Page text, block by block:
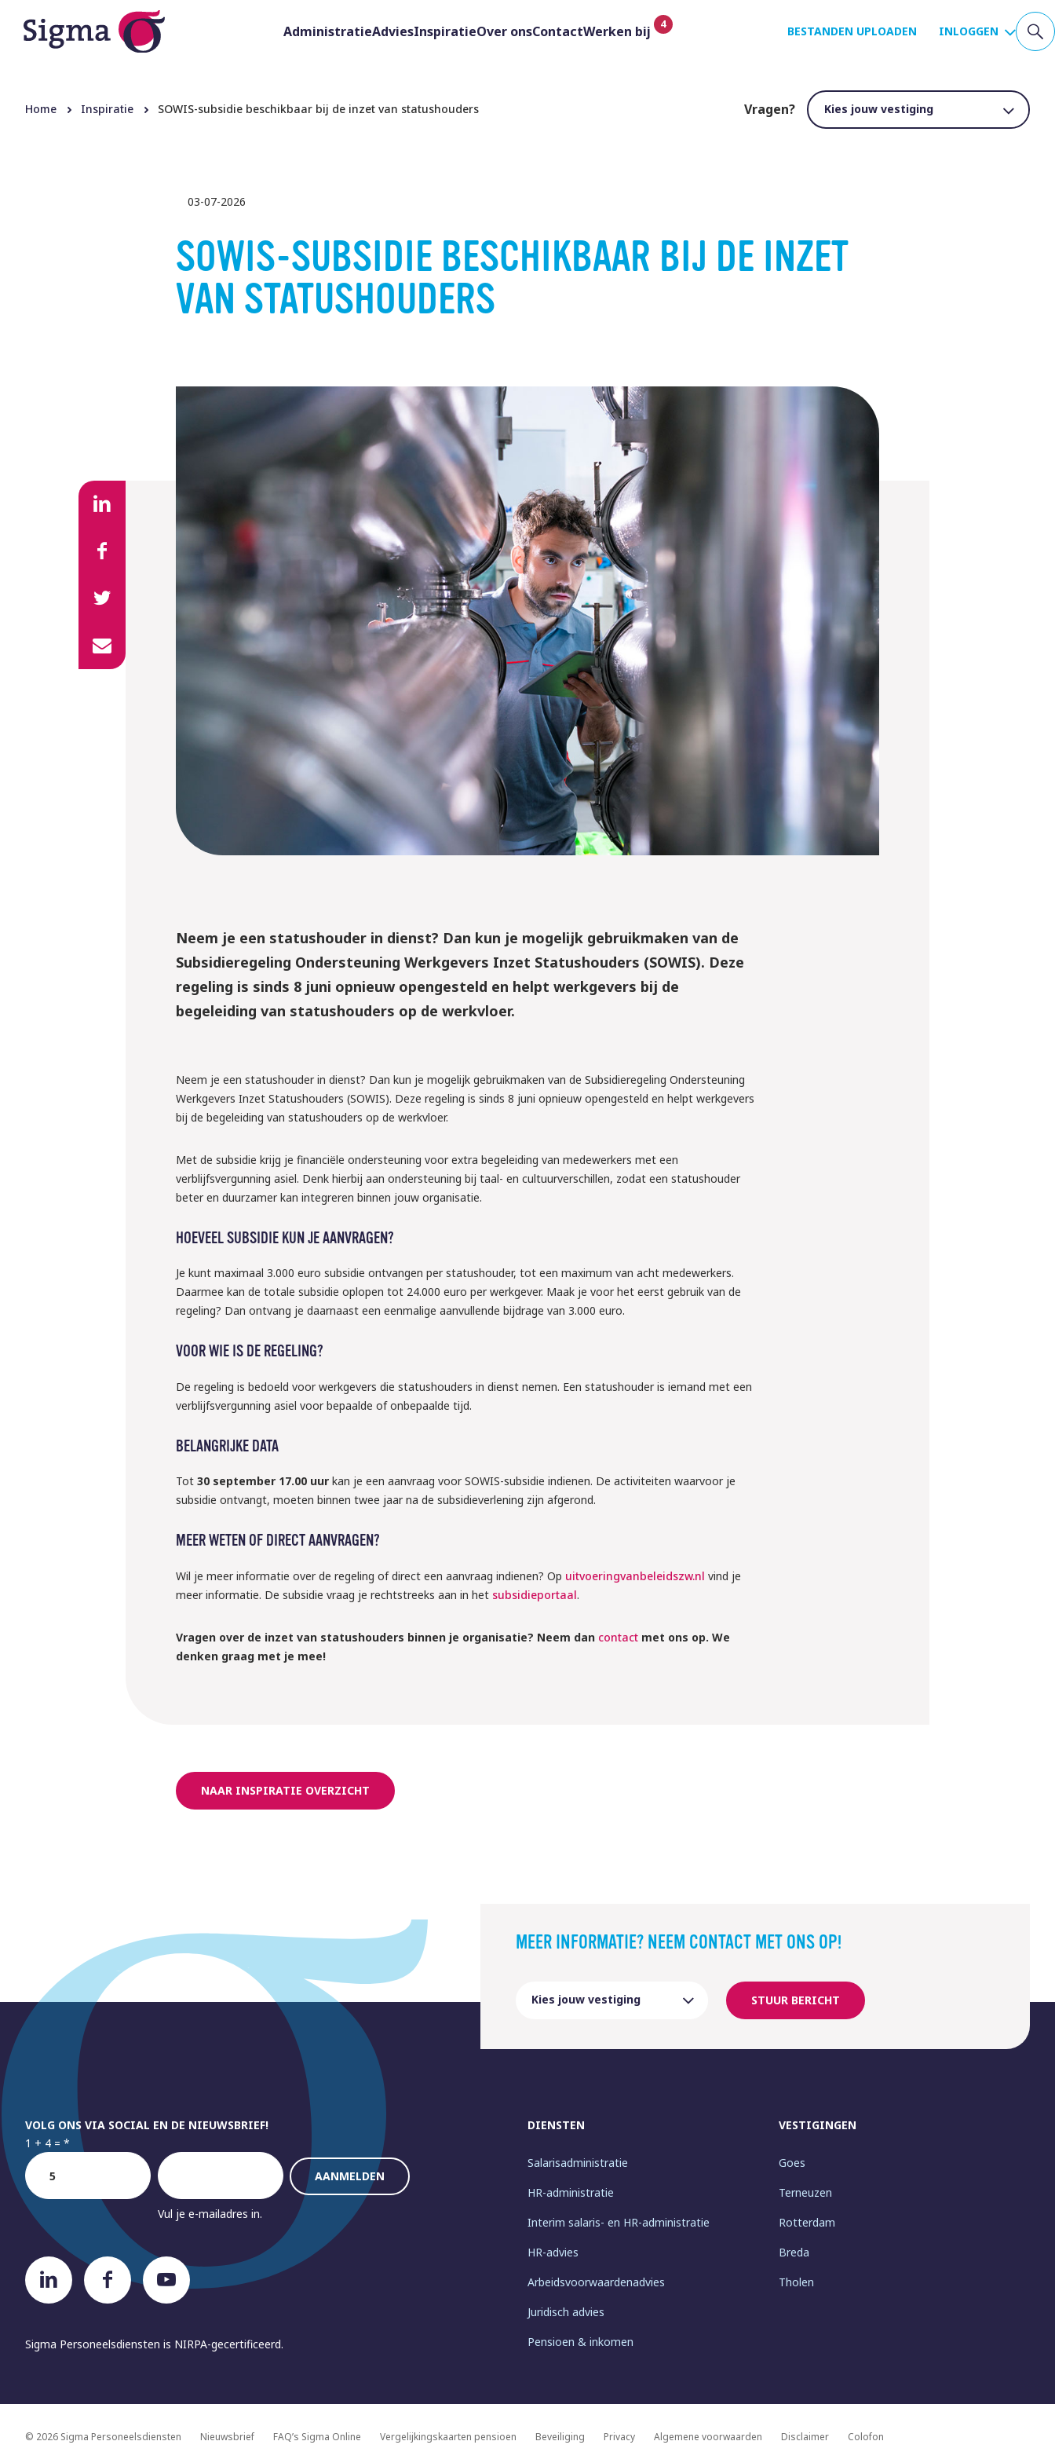
AdministratieAdviesInspiratieOver onsContactWerken bij BESTANDEN UPLOADEN INLOGGEN
Home Inspiratie SOWIS-subsidie beschikbaar bij de inzet van statushouders Vragen?
03-07-2026
SOWIS-SUBSIDIE BESCHIKBAAR BIJ DE INZET
VAN STATUSHOUDERS
Neem je een statushouder in dienst? Dan kun je mogelijk gebruikmaken van de
Subsidieregeling Ondersteuning Werkgevers Inzet Statushouders (SOWIS). Deze
regeling is sinds 8 juni opnieuw opengesteld en helpt werkgevers bij de
begeleiding van statushouders op de werkvloer.
Neem je een statushouder in dienst? Dan kun je mogelijk gebruikmaken van de Subsidieregeling Ondersteuning
Werkgevers Inzet Statushouders (SOWIS). Deze regeling is sinds 8 juni opnieuw opengesteld en helpt werkgevers
bij de begeleiding van statushouders op de werkvloer.
Met de subsidie krijg je financiële ondersteuning voor extra begeleiding van medewerkers met een
verblijfsvergunning asiel. Denk hierbij aan ondersteuning bij taal- en cultuurverschillen, zodat een statushouder
beter en duurzamer kan integreren binnen jouw organisatie.
HOEVEEL SUBSIDIE KUN JE AANVRAGEN?
Je kunt maximaal 3.000 euro subsidie ontvangen per statushouder, tot een maximum van acht medewerkers.
Daarmee kan de totale subsidie oplopen tot 24.000 euro per werkgever. Maak je voor het eerst gebruik van de
regeling? Dan ontvang je daarnaast een eenmalige aanvullende bijdrage van 3.000 euro.
VOOR WIE IS DE REGELING?
De regeling is bedoeld voor werkgevers die statushouders in dienst nemen. Een statushouder is iemand met een
verblijfsvergunning asiel voor bepaalde of onbepaalde tijd.
BELANGRIJKE DATA
Tot 30 september 17.00 uur kan je een aanvraag voor SOWIS-subsidie indienen. De activiteiten waarvoor je
subsidie ontvangt, moeten binnen twee jaar na de subsidieverlening zijn afgerond.
MEER WETEN OF DIRECT AANVRAGEN?
Wil je meer informatie over de regeling of direct een aanvraag indienen? Op uitvoeringvanbeleidszw.nl vind je
meer informatie. De subsidie vraag je rechtstreeks aan in het subsidieportaal.
Vragen over de inzet van statushouders binnen je organisatie? Neem dan contact met ons op. We
denken graag met je mee!
NAAR INSPIRATIE OVERZICHT
MEER INFORMATIE? NEEM CONTACT MET ONS OP!
STUUR BERICHT
VOLG ONS VIA SOCIAL EN DE NIEUWSBRIEF!
1 + 4 = *
Vul je e-mailadres in.
Sigma Personeelsdiensten is NIRPA-gecertificeerd.
DIENSTEN
Salarisadministratie
HR-administratie
Interim salaris- en HR-administratie
HR-advies
Arbeidsvoorwaardenadvies
Juridisch advies
Pensioen & inkomen
VESTIGINGEN
Goes
Terneuzen
Rotterdam
Breda
Tholen
© 2026 Sigma Personeelsdiensten Nieuwsbrief FAQ’s Sigma Online Vergelijkingskaarten pensioen Beveiliging Privacy Algemene voorwaarden Disclaimer Colofon
Liesbeth en Rens vertellen wat je moet
10 september 2026
Webinar: ‘WTTA: ben jij
klaar voor de nieuwe
regels rondom het
inlenen van arbeids-
krachten?
Meld je gratis aan!